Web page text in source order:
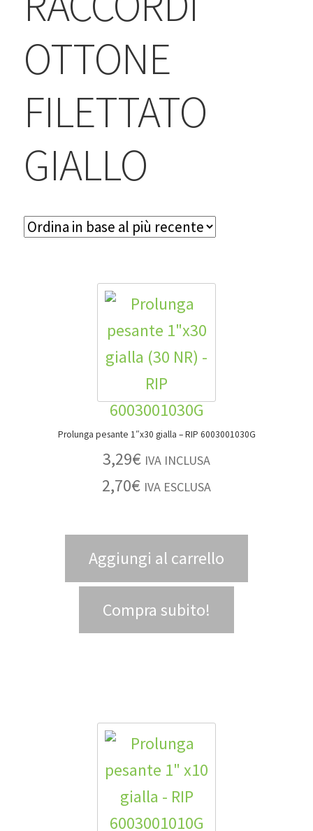
BLOG
Accedi/Registrati
OTTONE
FILETTATO
GIALLO
Prolunga pesante 1″x30 gialla – RIP 6003001030G
3,29€ IVA INCLUSA
2,70€ IVA ESCLUSA
Aggiungi al carrello
Compra subito!